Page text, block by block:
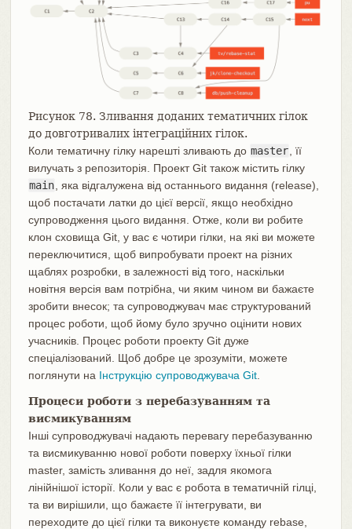
Рисунок 78. Зливання доданих тематичних гілок
до довготривалих інтеграційних гілок.
Коли тематичну гілку нарешті зливають до master , її
вилучать з репозиторія. Проект Git також містить гілку
main , яка відгалужена від останнього видання (release),
щоб постачати латки до цієї версії, якщо необхідно
супроводження цього видання. Отже, коли ви робите
клон сховища Git, у вас є чотири гілки, на які ви можете
переключитися, щоб випробувати проект на різних
щаблях розробки, в залежності від того, наскільки
новітня версія вам потрібна, чи яким чином ви бажаєте
зробити внесок; та супроводжувач має структурований
процес роботи, щоб йому було зручно оцінити нових
учасників. Процес роботи проекту Git дуже
спеціалізований. Щоб добре це зрозуміти, можете
поглянути на Інструкцію супроводжувача Git.
Процеси роботи з перебазуванням та
висмикуванням
Інші супроводжувачі надають перевагу перебазуванню
та висмикуванню нової роботи поверху їхньої гілки
master, замість зливання до неї, задля якомога
лінійнішої історії. Коли у вас є робота в тематичній гілці,
та ви вирішили, що бажаєте її інтегрувати, ви
переходите до цієї гілки та виконуєте команду rebase,